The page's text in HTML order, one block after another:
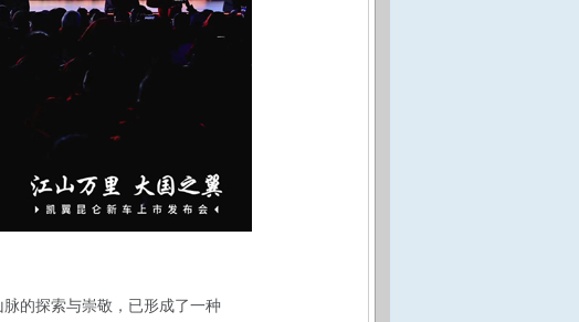
的探索与崇敬，已形成了一种